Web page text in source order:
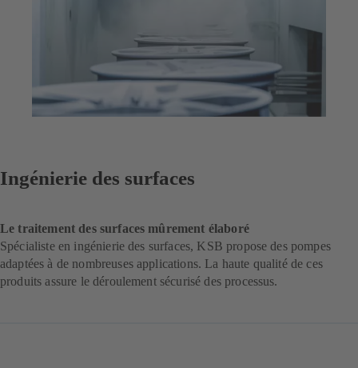
Ingénierie des surfaces
Le traitement des surfaces mûrement élaboré
Spécialiste en ingénierie des surfaces, KSB propose des pompes
adaptées à de nombreuses applications. La haute qualité de ces
produits assure le déroulement sécurisé des processus.